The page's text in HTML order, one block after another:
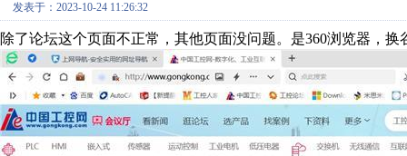
发表于：2023-10-24 11:26:32
除了论坛这个页面不正常，其他页面没问题。是360浏览器，